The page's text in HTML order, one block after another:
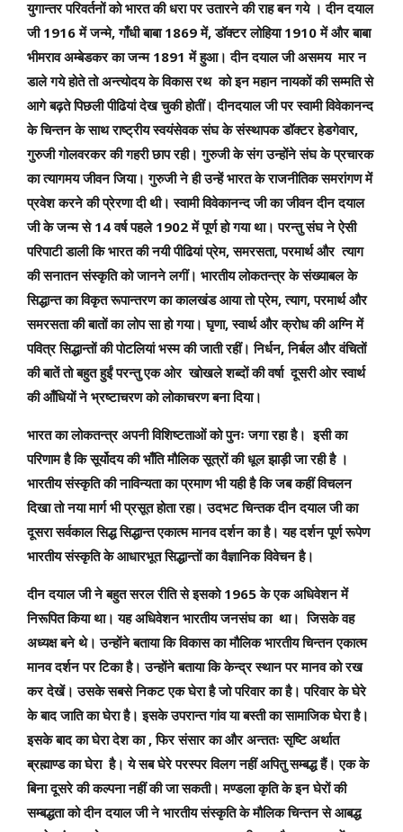
युगान्तर परिवर्तनों को भारत की धरा पर उतारने की राह बन गये । दीन दयाल
जी1916में जन्मे,गाँधी बाबा1869में,डॉक्टर लोहिया1910में और बाबा
भीमराव अम्बेडकर का जन्म 1891 में हुआ। दीन दयाल जी असमय मार न
डाले गये होते तो अन्त्योदय के विकास रथ को इन महान नायकों की सम्मति से
आगे बढ़ते पिछली पीढियां देख चुकी होतीं। दीनदयाल जी पर स्वामी विवेकानन्द
के चिन्तन के साथ राष्ट्रीय स्वयंसेवक संघ के संस्थापक डॉक्टर हेडगेवार,
गुरुजी गोलवरकर की गहरी छाप रही। गुरुजी के संग उन्होंने संघ के प्रचारक
का त्यागमय जीवन जिया। गुरुजी ने ही उन्हें भारत के राजनीतिक समरांगण में
प्रवेश करने की प्रेरणा दी थी। स्वामी विवेकानन्द जी का जीवन दीन दयाल
जी के जन्म से 14वर्ष पहले 1902में पूर्ण हो गया था। परन्तु संघ ने ऐसी
परिपाटी डाली कि भारत की नयी पीढियां प्रेम,समरसता,परमार्थ और त्याग
की सनातन संस्कृति को जानने लगीं। भारतीय लोकतन्त्र के संख्याबल के
सिद्धान्त का विकृत रूपान्तरण का कालखंड आया तो प्रेम,त्याग,परमार्थ और
समरसता की बातों का लोप सा हो गया। घृणा,स्वार्थ और क्रोध की अग्नि में
पवित्र सिद्धान्तों की पोटलियां भस्म की जाती रहीं। निर्धन,निर्बल और वंचितों
की बातें तो बहुत हुईं परन्तु एक ओर खोखले शब्दों की वर्षा दूसरी ओर स्वार्थ
की आँधियों ने भ्रष्टाचरण को लोकाचरण बना दिया।
भारत का लोकतन्त्र अपनी विशिष्टताओं को पुनः जगा रहा है। इसी का
परिणाम है कि सूर्योदय की भाँति मौलिक सूत्रों की धूल झाड़ी जा रही है ।
भारतीय संस्कृति की नाविन्यता का प्रमाण भी यही है कि जब कहीं विचलन
दिखा तो नया मार्ग भी प्रसूत होता रहा। उदभट चिन्तक दीन दयाल जी का
दूसरा सर्वकाल सिद्ध सिद्धान्त एकात्म मानव दर्शन का है। यह दर्शन पूर्ण रूपेण
भारतीय संस्कृति के आधारभूत सिद्धान्तों का वैज्ञानिक विवेचन है।
दीन दयाल जी ने बहुत सरल रीति से इसको1965के एक अधिवेशन में
निरूपित किया था। यह अधिवेशन भारतीय जनसंघ का था। जिसके वह
अध्यक्ष बने थे। उन्होंने बताया कि विकास का मौलिक भारतीय चिन्तन एकात्म
मानव दर्शन पर टिका है। उन्होंने बताया कि केन्द्र स्थान पर मानव को रख
कर देखें। उसके सबसे निकट एक घेरा है जो परिवार का है। परिवार के घेरे
के बाद जाति का घेरा है। इसके उपरान्त गांव या बस्ती का सामाजिक घेरा है।
इसके बाद का घेरा देश का,फिर संसार का और अन्ततः सृष्टि अर्थात
ब्रह्माण्ड का घेरा है। ये सब घेरे परस्पर विलग नहीं अपितु सम्बद्ध हैं। एक के
बिना दूसरे की कल्पना नहीं की जा सकती। मण्डला कृति के इन घेरों की
सम्बद्धता को दीन दयाल जी ने भारतीय संस्कृति के मौलिक चिन्तन से आबद्ध